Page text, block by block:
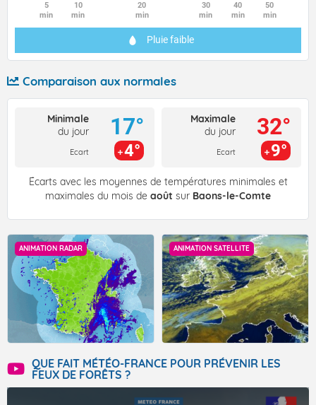
5
min
10
min
20
min
30
min
40
min
50
min
Pluie faible
Comparaison aux normales
Minimale
du jour
Ecart
17°
4°
Maximale
du jour
Ecart
32°
9°
Écarts avec les moyennes de températures minimales et
maximales du mois de août sur Baons-le-Comte
ANIMATION RADAR ANIMATION SATELLITE
QUE FAIT MÉTÉO-FRANCE POUR PRÉVENIR LES
FEUX DE FORÊTS ?